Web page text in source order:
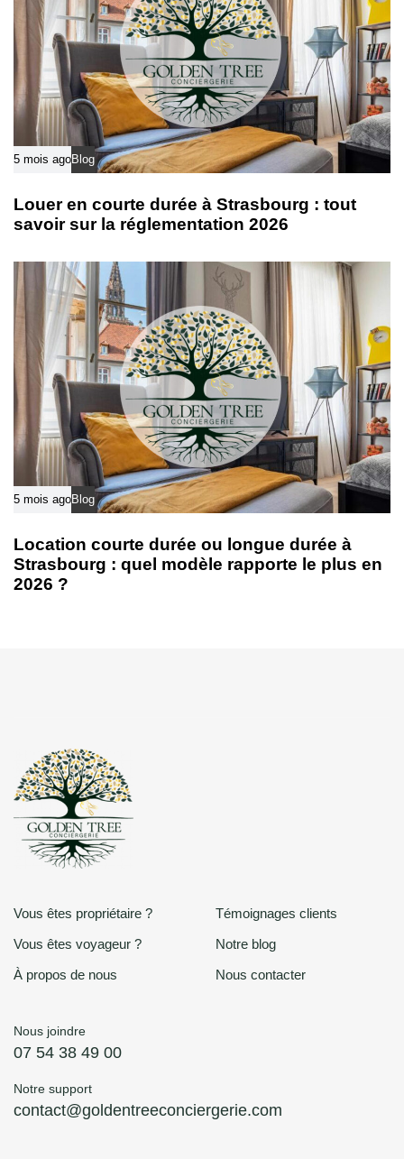
5 mois agoBlog
Louer en courte durée à Strasbourg : tout
savoir sur la réglementation 2026
5 mois agoBlog
Location courte durée ou longue durée à
Strasbourg : quel modèle rapporte le plus en
2026 ?
Vous êtes propriétaire ?
Vous êtes voyageur ?
À propos de nous
Témoignages clients
Notre blog
Nous contacter
Nous joindre
07 54 38 49 00
Notre support
contact@goldentreeconciergerie.com